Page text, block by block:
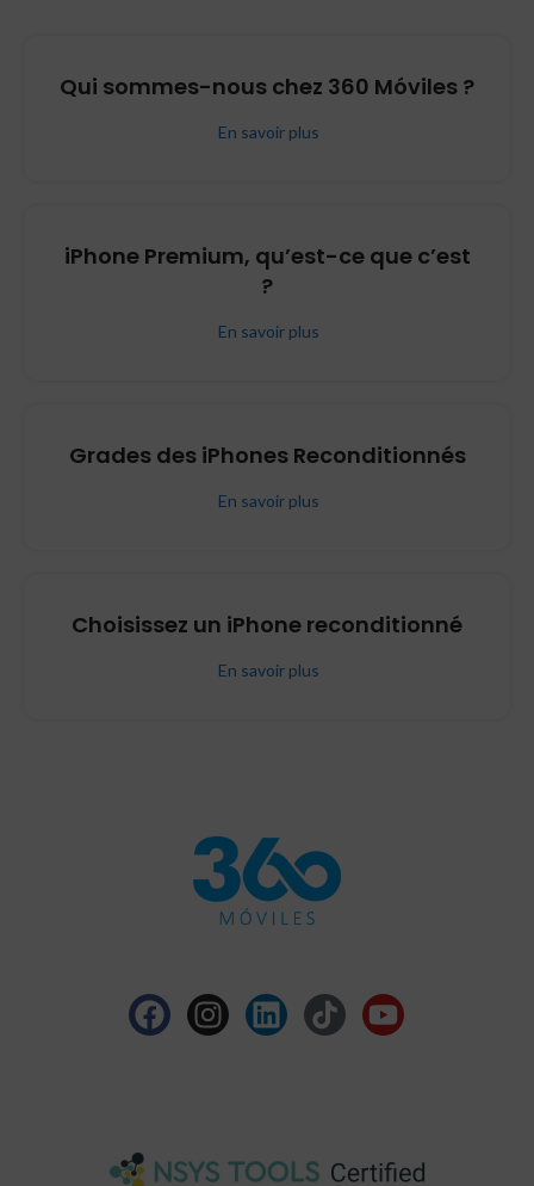
Qui sommes-nous chez 360 Móviles ?
En savoir plus
iPhone Premium, qu’est-ce que c’est
?
En savoir plus
Grades des iPhones Reconditionnés
En savoir plus
Choisissez un iPhone reconditionné
En savoir plus